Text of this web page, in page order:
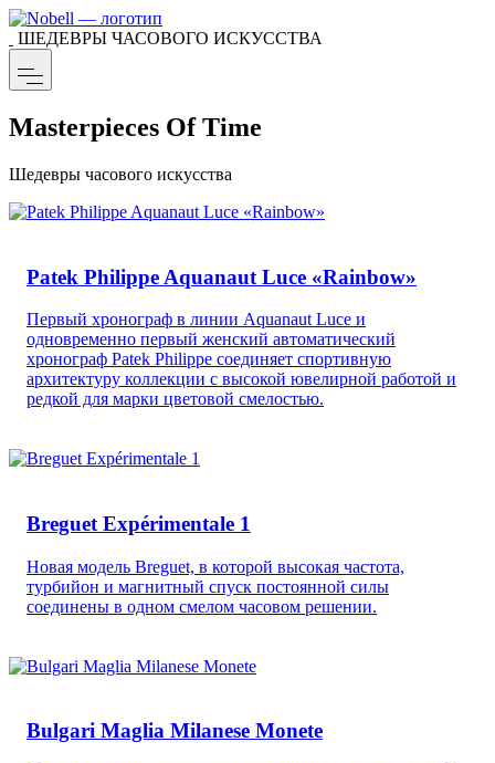
ШЕДЕВРЫ ЧАСОВОГО ИСКУССТВА
Masterpieces Of Time
Шедевры часового искусства
Patek Philippe Aquanaut Luce «Rainbow»
Первый хронограф в линии Aquanaut Luce и
одновременно первый женский автоматический
хронограф Patek Philippe соединяет спортивную
архитектуру коллекции с высокой ювелирной работой и
редкой для марки цветовой смелостью.
Breguet Expérimentale 1
Новая модель Breguet, в которой высокая частота,
турбийон и магнитный спуск постоянной силы
соединены в одном смелом часовом решении.
Bulgari Maglia Milanese Monete